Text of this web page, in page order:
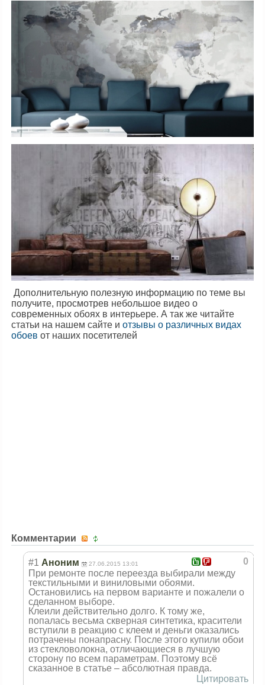
Дополнительную полезную информацию по теме вы
получите, просмотрев небольшое видео о
современных обоях в интерьере. А так же читайте
статьи на нашем сайте иотзывы о различных видах
обоев от наших посетителей
Комментарии
0
#1 Аноним 27.06.2015 13:01
При ремонте после переезда выбирали между
текстильными и виниловыми обоями.
Остановились на первом варианте и пожалели о
сделанном выборе.
Клеили действительно долго. К тому же,
попалась весьма скверная синтетика, красители
вступили в реакцию с клеем и деньги оказались
потрачены понапрасну. После этого купили обои
из стекловолокна, отличающиеся в лучшую
сторону по всем параметрам. Поэтому всё
сказанное в статье – абсолютная правда.
Цитировать